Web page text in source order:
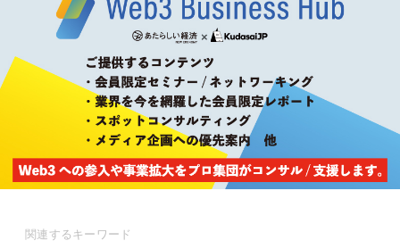
関連するキーワード